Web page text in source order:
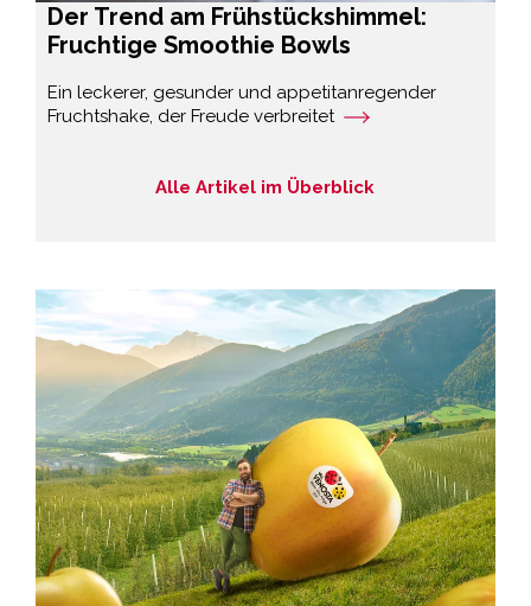
Der Trend am Frühstückshimmel:
Fruchtige Smoothie Bowls
Ein leckerer, gesunder und appetitanregender
Fruchtshake, der Freude verbreitet
Alle Artikel im Überblick